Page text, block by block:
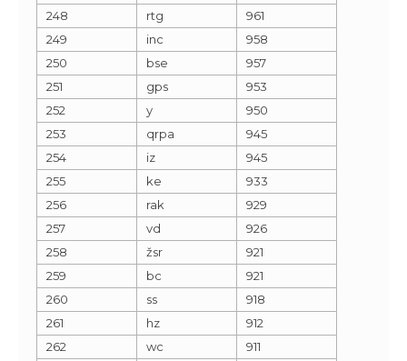
248
rtg
961
249
inc
958
250
bse
957
251
gps
953
252
y
950
253
qrpa
945
254
iz
945
255
ke
933
256
rak
929
257
vd
926
258
žsr
921
259
bc
921
260
ss
918
261
hz
912
262
wc
911